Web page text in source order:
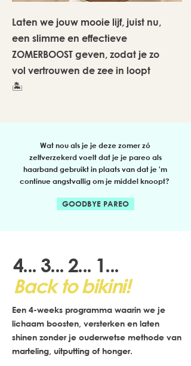
Laten we jouw mooie lijf, juist nu,
een slimme en effectieve
ZOMERBOOST geven, zodat je zo
vol vertrouwen de zee in loopt
🏝️
Wat nou als je je deze zomer zó
zelfverzekerd voelt dat je je pareo als
haarband gebruikt in plaats van dat je 'm
continue angstvallig om je middel knoopt?
GOODBYE PAREO
4... 3... 2... 1...
Back to bikini!
Een 4-weeks programma waarin we je
lichaam boosten, versterken en laten
shinen zonder je ouderwetse methode van
marteling, uitputting of honger.